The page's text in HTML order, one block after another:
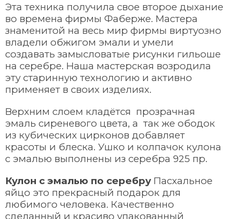
Эта техника получила свое второе дыхание
во времена фирмы Фаберже. Мастера
знаменитой на весь мир фирмы виртуозно
владели обжигом эмали и умели
создавать замысловатые рисунки гильоше
на серебре. Наша мастерская возродила
эту старинную технологию и активно
применяет в своих изделиях.
Верхним слоем кладётся прозрачная
эмаль сиреневого цвета, а так же ободок
из кубических цирконов добавляет
красоты и блеска. Ушко и колпачок кулона
с эмалью выполнены из серебра 925 пр.
Кулон с эмалью по серебруПасхальное
яйцо это прекрасный подарок для
любимого человека. Качественно
сделанный и красиво упакованный